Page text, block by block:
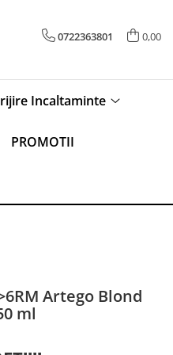
0722363801 0,00
Incaltaminte
PROMOTII
Artego Blond
ml